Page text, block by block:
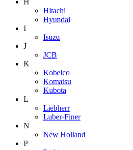
H
Hitachi
Hyundai
I
Isuzu
J
JCB
K
Kobelco
Komatsu
Kubota
L
Liebherr
Luber-Finer
N
New Holland
P